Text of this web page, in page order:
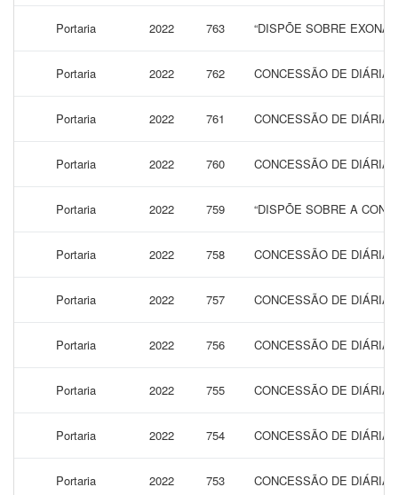
Portaria 2022 763 “DISPÕE SOBRE
Portaria 2022 762 CONCESSÃO DE
Portaria 2022 761 CONCESSÃO DE
Portaria 2022 760 CONCESSÃO DE
Portaria 2022 759 “DISPÕE SOBRE A
Portaria 2022 758 CONCESSÃO DE
Portaria 2022 757 CONCESSÃO DE
Portaria 2022 756 CONCESSÃO DE
Portaria 2022 755 CONCESSÃO DE
Portaria 2022 754 CONCESSÃO DE
Portaria 2022 753 CONCESSÃO DE